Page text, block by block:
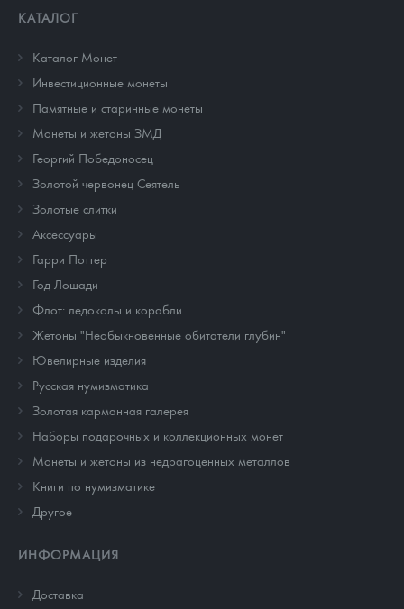
КАТАЛОГ
Каталог Монет
Инвестиционные монеты
Памятные и старинные монеты
Монеты и жетоны ЗМД
Георгий Победоносец
Золотой червонец Сеятель
Золотые слитки
Аксессуары
Гарри Поттер
Год Лошади
Флот: ледоколы и корабли
Жетоны "Необыкновенные обитатели глубин"
Ювелирные изделия
Русская нумизматика
Золотая карманная галерея
Наборы подарочных и коллекционных монет
Монеты и жетоны из недрагоценных металлов
Книги по нумизматике
Другое
ИНФОРМАЦИЯ
Доставка